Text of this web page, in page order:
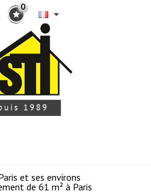
0
et ses environs
de 61 m² à Paris